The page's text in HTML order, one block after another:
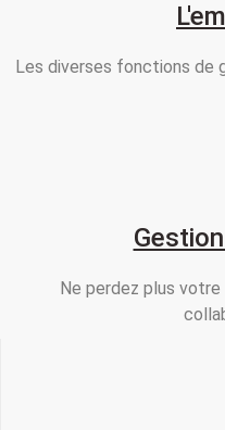
Les diverses fonctions de
Ne perdez plus